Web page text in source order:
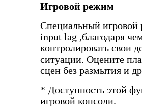
Игровой режим
Специальный
input lag ,благодаря
контролировать свои
ситуации. Оцените
сцен без размытия и
* Доступность этой
игровой консоли.